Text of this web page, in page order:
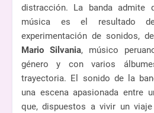
distracción. La banda admite
música es el resultado
experimentación de sonidos,
Mario Silvania, músico
género y con varios
trayectoria. El sonido de la
una escena apasionada entre
que, dispuestos a vivir un